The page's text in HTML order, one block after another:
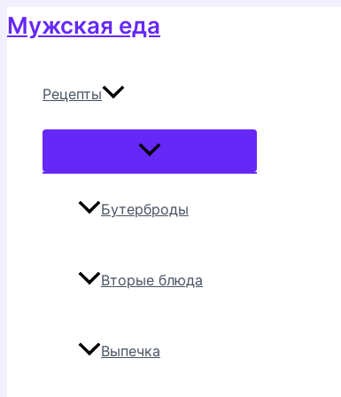
Перейти
к
Мужская еда
Рецепты
Переключатель
Бутерброды
Вторые блюда
Выпечка